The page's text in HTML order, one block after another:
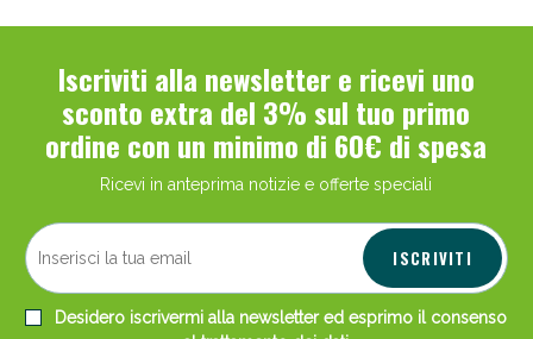
Iscriviti alla newsletter e ricevi uno
sconto extra del 3% sul tuo primo
ordine con un minimo di 60€ di spesa
Ricevi in anteprima notizie e offerte speciali
ISCRIVITI
Desidero iscrivermi alla newsletter ed esprimo il consenso